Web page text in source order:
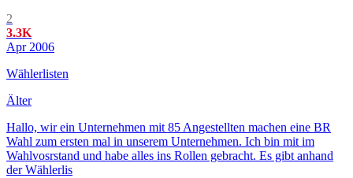
2
3.3K
Apr 2006
Wählerlisten
Älter
Hallo, wir ein Unternehmen mit 85 Angestellten machen eine BR
Wahl zum ersten mal in unserem Unternehmen. Ich bin mit im
Wahlvosrstand und habe alles ins Rollen gebracht. Es gibt anhand
der Wählerlis